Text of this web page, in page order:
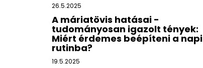
26.5.2025
A máriatövis hatásai -
tudományosan igazolt tények:
Miért érdemes beépíteni a napi
rutinba?
19.5.2025